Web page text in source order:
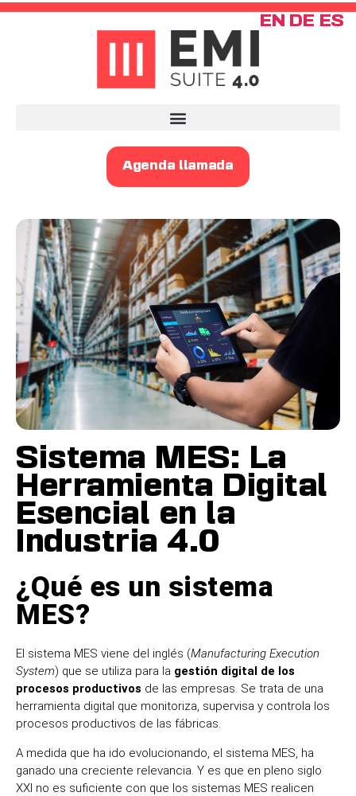
Agenda llamada
Sistema MES: La
Herramienta Digital
Esencial en la
Industria 4.0
¿Qué es un sistema
MES?
El sistema MES viene del inglés (Manufacturing Execution
System) que se utiliza para la gestión digital de los
procesos productivos de las empresas. Se trata de una
herramienta digital que monitoriza, supervisa y controla los
procesos productivos de las fábricas.
A medida que ha ido evolucionando, el sistema MES, ha
ganado una creciente relevancia. Y es que en pleno siglo
XXI no es suficiente con que los sistemas MES realicen
EN DE ES